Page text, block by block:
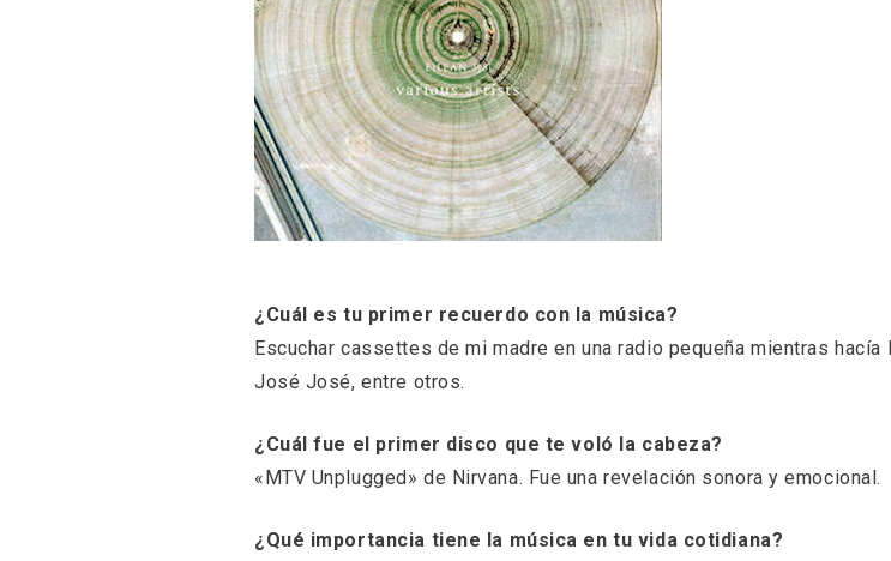
¿Cuál es tu primer recuerdo con la música?
Escuchar cassettes de mi madre en una radio pequeña mientras
José José, entre otros.
¿Cuál fue el primer disco que te voló la cabeza?
«MTV Unplugged» de Nirvana. Fue una revelación sonora y emocional.
¿Qué importancia tiene la música en tu vida cotidiana?